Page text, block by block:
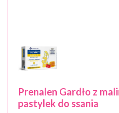
Prenalen Gardło z
pastylek do ssania